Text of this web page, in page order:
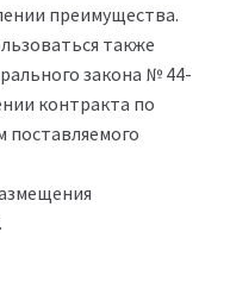
преимущества.
также
закона № 44-
контракта по
поставляемого